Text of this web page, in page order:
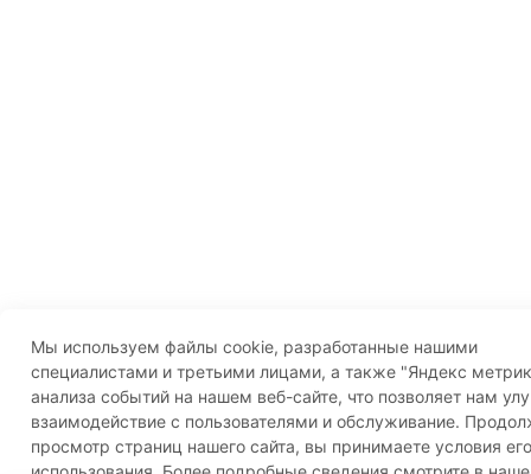
Мы используем файлы cookie, разработанные нашими
специалистами и третьими лицами, а также "Яндекс
анализа событий на нашем веб-сайте, что позволяет нам
взаимодействие с пользователями и обслуживание.
просмотр страниц нашего сайта, вы принимаете условия его